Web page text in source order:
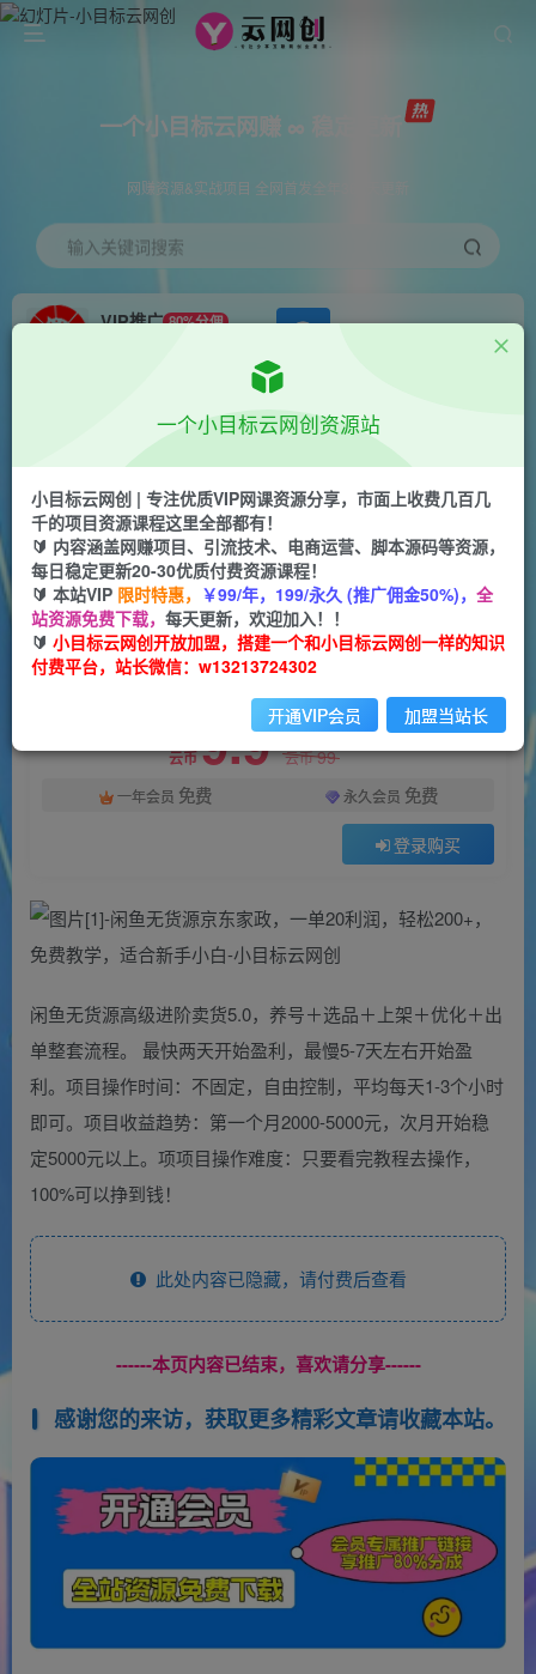
一个小目标云网赚 ∞ 稳定更新
网赚资源&实战项目 全网首发全年365天更新
输入关键词搜索
VIP推广 80%分佣
会员免费 正文
闲鱼无货源京东家政，一单20利润，轻松200+，
免费教学，适合新手小白
一个小目标云网创
2年前更新
关注 私信
453 27
此内容为付费资源，请付费后查看
云币9.9 限时特惠
云币99
一年会员 免费 永久会员 免费
登录购买
付费资源
闲鱼无货源高级进阶卖货5.0，养号＋选品＋上架＋优化＋出
单整套流程。 最快两天开始盈利，最慢5-7天左右开始盈
利。项目操作时间：不固定，自由控制，平均每天1-3个小时
即可。项目收益趋势：第一个月2000-5000元，次月开始稳
定5000元以上。项项目操作难度：只要看完教程去操作，
100%可以挣到钱！
此处内容已隐藏，请付费后查看
------本页内容已结束，喜欢请分享------
感谢您的来访，获取更多精彩文章请收藏本站。
一个小目标云网创资源站
小目标云网创 | 专注优质VIP网课资源分享，市面上收费几百几
千的项目资源课程这里全部都有！
🔰 内容涵盖网赚项目、引流技术、电商运营、脚本源码等资源，
每日稳定更新20-30优质付费资源课程！
🔰 本站VIP 限时特惠， ￥99/年，199/永久 (推广佣金50%)， 全
站资源免费下载， 每天更新，欢迎加入！！
🔰 小目标云网创开放加盟，搭建一个和小目标云网创一样的知识
付费平台，站长微信：w13213724302
开通VIP会员 加盟当站长